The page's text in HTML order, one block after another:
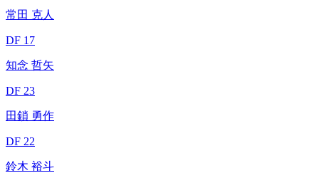
常田 克人
DF 17
知念 哲矢
DF 23
田鎖 勇作
DF 22
鈴木 裕斗